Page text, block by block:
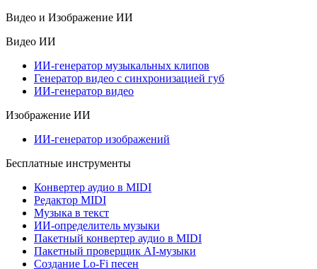
Видео и Изображение ИИ
Видео ИИ
ИИ-генератор музыкальных клипов
Генератор видео с синхронизацией губ
ИИ-генератор видео
Изображение ИИ
ИИ-генератор изображений
Бесплатные инструменты
Конвертер аудио в MIDI
Редактор MIDI
Музыка в текст
ИИ-определитель музыки
Пакетный конвертер аудио в MIDI
Пакетный проверщик AI-музыки
Создание Lo-Fi песен